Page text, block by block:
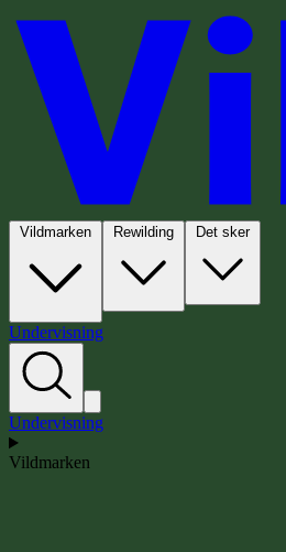
Det sker
Undervisning
Undervisning
Vildmarken